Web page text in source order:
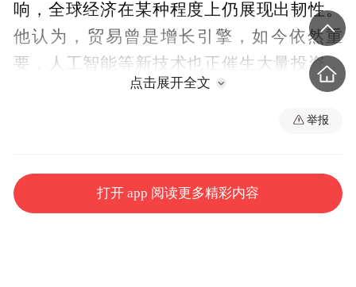
响，全球经济在某种程度上仍展现出韧性。
他认为，贸易曾是增长引擎，如今依然重
要，人工智能等新技术也正催生大量投资，
推动全球经济增长。
世界若能避免地缘紧张局势升级，2026年全
球经济增速有望保持在3%以上。
点击展开全文
举报
打开 app 阅读更多精彩内容